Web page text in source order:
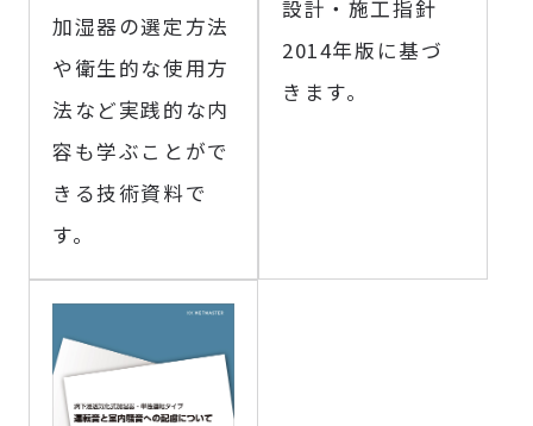
加湿器の選定方法
や衛生的な使用方
法など実践的な内
容も学ぶことがで
きる技術資料で
す。
設計・施工指針
2014年版に基づ
きます。